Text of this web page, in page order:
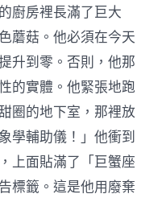
廚房裡長滿了巨大
蘑菇。他必須在今天
升到零。否則，他那
的實體。他緊張地跑
圈的地下室，那裡放
學輔助儀！」他衝到
上面貼滿了「巨蟹座
標籤。這是他用廢棄